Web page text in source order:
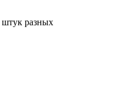
разных